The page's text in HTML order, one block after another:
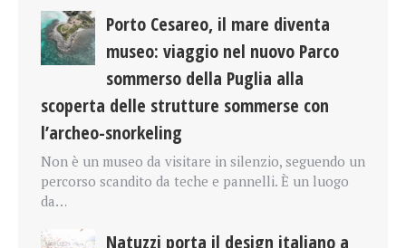
Porto Cesareo, il mare diventa
museo: viaggio nel nuovo Parco
sommerso della Puglia alla
scoperta delle strutture sommerse con
l’archeo-snorkeling
Non è un museo da visitare in silenzio, seguendo un
percorso scandito da teche e pannelli. È un luogo
da…
Natuzzi porta il design italiano a